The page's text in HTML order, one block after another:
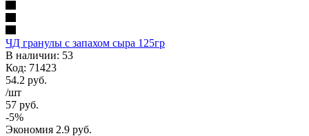
ЧД гранулы с запахом сыра 125гр
В наличии: 53
Код: 71423
54.2 руб.
/шт
57 руб.
-5%
Экономия 2.9 руб.